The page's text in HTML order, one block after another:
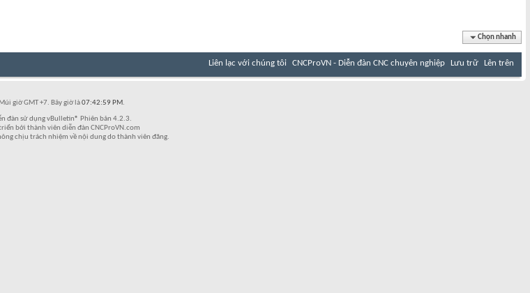
Chọn nhanh
Liên lạc với chúng tôi CNCProVN - Diễn đàn CNC chuyên nghiệp Lưu trữ Lên trên
Múi giờ GMT +7. Bây giờ là07:42:59 PM.
đàn sử dụng vBulletin® Phiên bản 4.2.3.
bởi thành viên diễn đàn CNCProVN.com
chịu trách nhiệm về nội dung do thành viên đăng.